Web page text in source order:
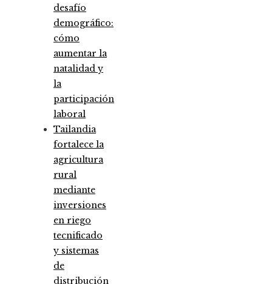
desafío
demográfico:
cómo
aumentar la
natalidad y
la
participación
laboral
Tailandia
fortalece la
agricultura
rural
mediante
inversiones
en riego
tecnificado
y sistemas
de
distribución